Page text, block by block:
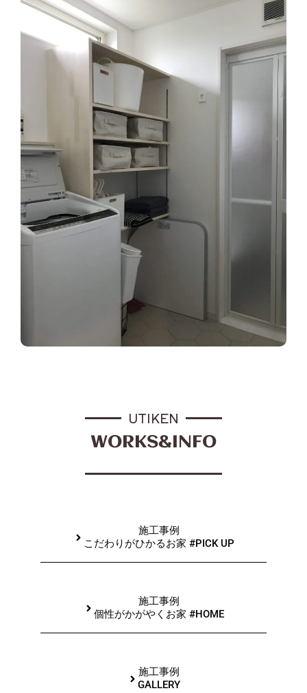
UTIKEN
WORKS&INFO
施工事例
こだわりがひかるお家 #PICK UP
施工事例
個性がかがやくお家 #HOME
施工事例
GALLERY